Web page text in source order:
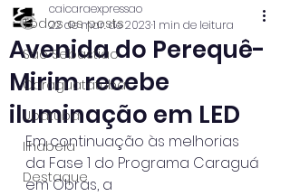
Todos os posts
São Sebastião
Caraguatatuba
Ubatuba
Ilhabela
Destaque
Avenida do Perequê-
Mirim recebe
iluminação em LED
caicaraexpressao
22 de mar. de 20231 min de leitura
Em continuação às melhorias
da Fase 1 do Programa Caraguá
em Obras, a